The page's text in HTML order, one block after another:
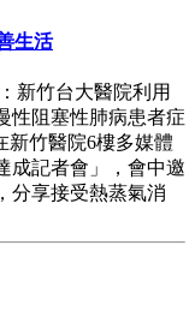
生活
新竹台大醫院利用
性阻塞性肺病患者症
新竹醫院6樓多媒體
成記者會」，會中邀
分享接受熱蒸氣消